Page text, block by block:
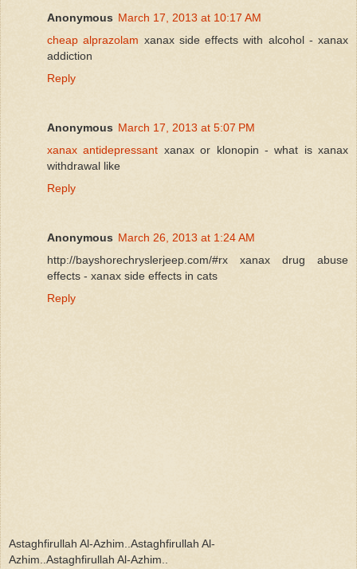
Anonymous March 17, 2013 at 10:17 AM
cheap alprazolam xanax side effects with alcohol - xanax
addiction
Reply
Anonymous March 17, 2013 at 5:07 PM
xanax antidepressant xanax or klonopin - what is xanax
withdrawal like
Reply
Anonymous March 26, 2013 at 1:24 AM
http://bayshorechryslerjeep.com/#rx xanax drug abuse
effects - xanax side effects in cats
Reply
Astaghfirullah Al-Azhim..Astaghfirullah Al-
Azhim..Astaghfirullah Al-Azhim..